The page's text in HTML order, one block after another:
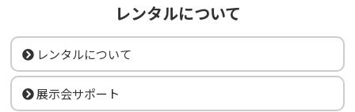
レンタルについて
レンタルについて
展示会サポート